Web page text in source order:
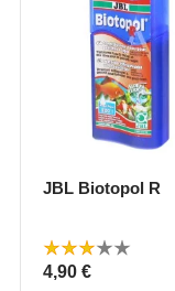
JBL Biotopol R
Prix
4,90 €